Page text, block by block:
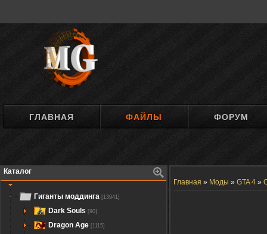
ГЛАВНАЯ ФАЙЛЫ ФОРУМ
Каталог
Гиганты моддинга [13941]
Dark Souls [90]
Dragon Age [1115]
Главная » Моды » GTA 4 »